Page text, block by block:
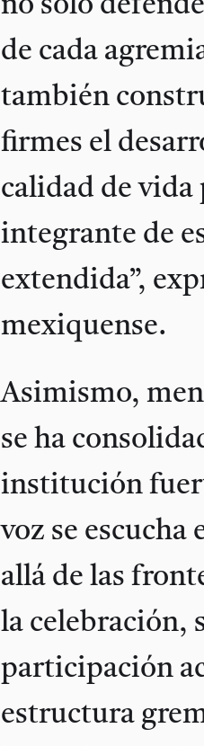
no solo
de cada
también
firmes el
calidad de vida
integrante de
extendida”,
mexiquense.
Asimismo,
se ha
institución
voz se escucha
allá de las
la celebración,
participación
estructura